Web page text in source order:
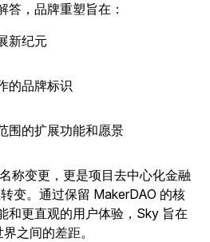
答，品牌重塑旨在：
新纪元
的品牌标识
围的扩展功能和愿景
称变更，更是项目去中心化金融
变。 通过保留 MakerDAO 的核
和更直观的用户体验，Sky 旨在
之间的差距。